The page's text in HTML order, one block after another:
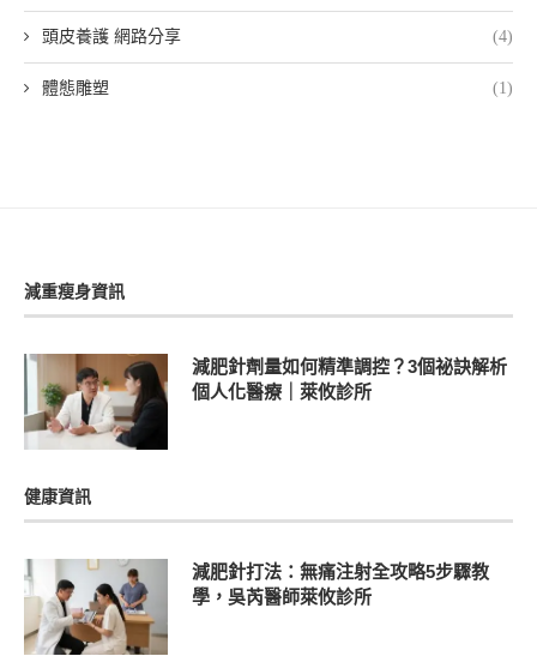
頭皮養護 網路分享 (4)
體態雕塑 (1)
減重瘦身資訊
減肥針劑量如何精準調控？3個祕訣解析
個人化醫療｜萊攸診所
健康資訊
減肥針打法：無痛注射全攻略5步驟教
學，吳芮醫師萊攸診所